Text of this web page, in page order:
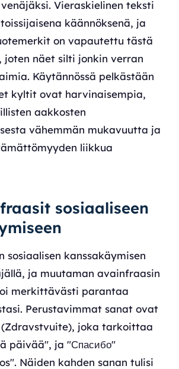
Vieraskielinen teksti
käännöksenä, ja
on vapautettu tästä
joten näet silti jonkin verran
Käytännössä pelkästään
kyltit ovat harvinaisempia,
aakkosten
vähemmän mukavuutta ja
liikkua
sosiaaliseen
sosiaalisen kanssakäymisen
ja muutaman avainfraasin
merkittävästi parantaa
Perustavimmat sanat ovat
(Zdravstvuite), joka tarkoittaa
päivää", ja "Спасибо"
Näiden kahden sanan tulisi